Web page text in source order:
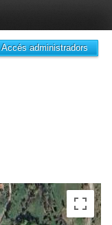
Accés administradors